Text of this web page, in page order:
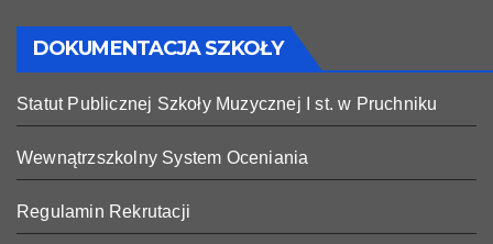
DOKUMENTACJA SZKOŁY
Statut Publicznej Szkoły Muzycznej I st. w Pruchniku
Wewnątrzszkolny System Oceniania
Regulamin Rekrutacji